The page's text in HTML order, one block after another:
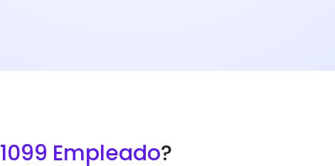
1099 Empleado?